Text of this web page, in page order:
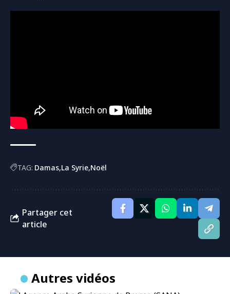
TAG: Damas La Syrie Noël
Partager cet
article
Autres vidéos